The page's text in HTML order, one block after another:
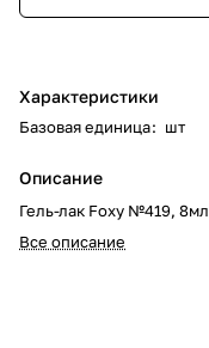
Характеристики
Базовая единица: шт
Описание
Гель-лак Foxy №419, 8мл
Все описание